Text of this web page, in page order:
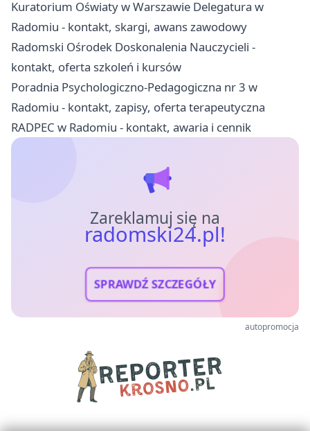
Kuratorium Oświaty w Warszawie Delegatura w
Radomiu - kontakt, skargi, awans zawodowy
Radomski Ośrodek Doskonalenia Nauczycieli -
kontakt, oferta szkoleń i kursów
Poradnia Psychologiczno-Pedagogiczna nr 3 w
Radomiu - kontakt, zapisy, oferta terapeutyczna
RADPEC w Radomiu - kontakt, awaria i cennik
Zareklamuj się na
radomski24.pl!
SPRAWDŹ SZCZEGÓŁY
autopromocja